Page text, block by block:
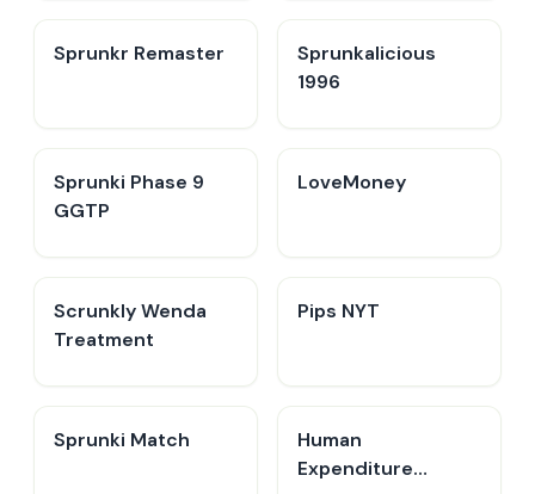
Sprunkr Remaster
Sprunkalicious
1996
Sprunki Phase 9
GGTP
LoveMoney
Scrunkly Wenda
Treatment
Pips NYT
Sprunki Match
Human
Expenditure